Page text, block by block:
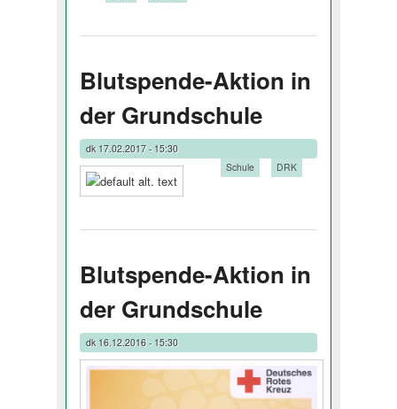
Blutspende-Aktion in
der Grundschule
dk17.02.2017 - 15:30
Schule DRK
Blutspende-Aktion in
der Grundschule
dk16.12.2016 - 15:30